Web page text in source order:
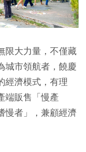
限大力量，不僅藏
城市領航者，饒慶
經濟模式，有理
端販售「慢產
慢者」，兼顧經濟